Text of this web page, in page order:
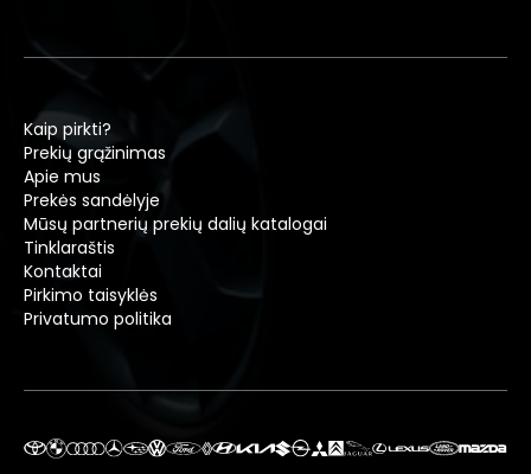
Kaip pirkti?
Prekių grąžinimas
Apie mus
Prekės sandėlyje
Mūsų partnerių prekių dalių katalogai
Tinklaraštis
Kontaktai
Pirkimo taisyklės
Privatumo politika